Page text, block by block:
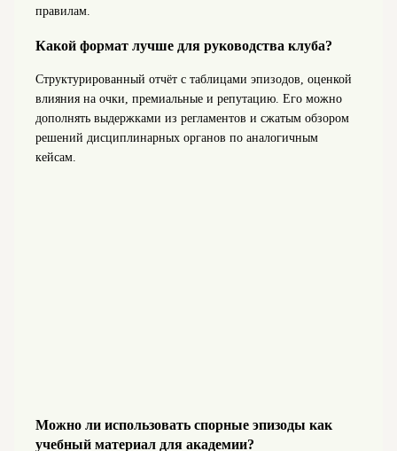
правилам.
Какой формат лучше для руководства клуба?
Структурированный отчёт с таблицами эпизодов, оценкой
влияния на очки, премиальные и репутацию. Его можно
дополнять выдержками из регламентов и сжатым обзором
решений дисциплинарных органов по аналогичным
кейсам.
Можно ли использовать спорные эпизоды как
учебный материал для академии?